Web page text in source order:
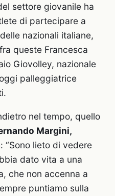
settore giovanile ha
di partecipare a
nazionali italiane,
queste Francesca
Giovolley, nazionale
palleggiatrice
nel tempo, quello
Margini,
: “Sono lieto di vedere
dato vita a una
che non accenna a
puntiamo sulla